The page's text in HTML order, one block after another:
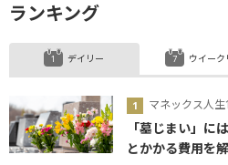
ランキング
デイリー
マネックス人
「墓じまい」に
とかかる費用を
ウイーク